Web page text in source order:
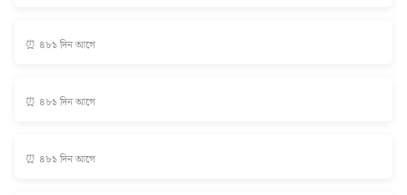
⏰ ৪৮১ দিন আগে
⏰ ৪৮১ দিন আগে
⏰ ৪৮১ দিন আগে